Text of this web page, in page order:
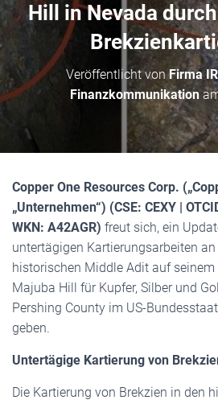
Hill in Nevada
Veröffentlicht vonFirma
Finanzkommunikation
Copper One Resources Corp.
„Unternehmen“) (CSE: CEXY |
WKN: A42AGR) freut sich, ein
untertägigen Kartierungsarbeiten
historischen Middle Adit auf
Majuba Hill für Kupfer, Silber und
Pershing County im US-
geben.
Untertägige Kartierung von
Die Kartierung von Brekzien in den